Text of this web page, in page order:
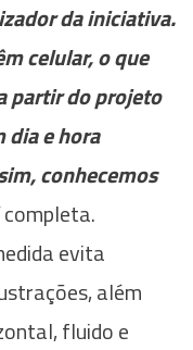
da iniciativa.
celular, o que
partir do projeto
dia e hora
conhecemos
completa.
evita
além
fluido e